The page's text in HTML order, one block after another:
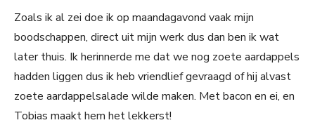
Zoals ik al zei doe ik op maandagavond vaak mijn
boodschappen, direct uit mijn werk dus dan ben ik wat
later thuis. Ik herinnerde me dat we nog zoete aardappels
hadden liggen dus ik heb vriendlief gevraagd of hij alvast
zoete aardappelsalade wilde maken. Met bacon en ei, en
Tobias maakt hem het lekkerst!